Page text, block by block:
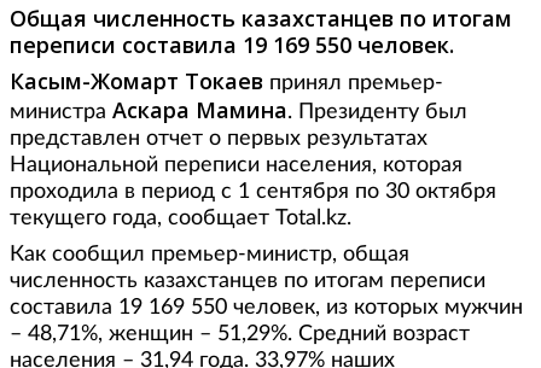
Общая численность казахстанцев по итогам
переписи составила 19 169 550 человек.
Касым-Жомарт Токаев принял премьер-
министра Аскара Мамина. Президенту был
представлен отчет о первых результатах
Национальной переписи населения, которая
проходила в период с 1 сентября по 30 октября
текущего года, сообщает Total.kz.
Как сообщил премьер-министр, общая
численность казахстанцев по итогам переписи
составила 19 169 550 человек, из которых мужчин
– 48,71%, женщин – 51,29%. Средний возраст
населения – 31,94 года. 33,97% наших